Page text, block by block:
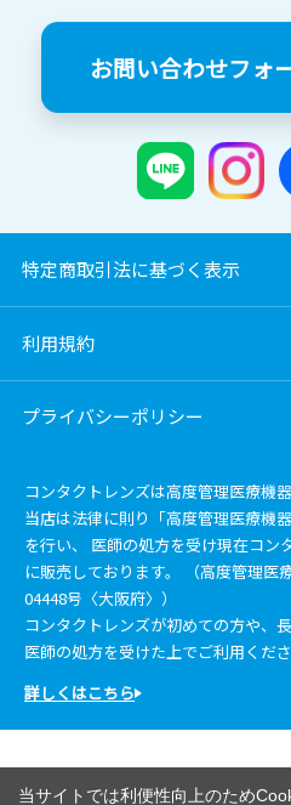
お問い合わせフォ
特定商取引法に基づく表示
利用規約
プライバシーポリシー
コンタクトレンズは高度管理医療機器
当店は法律に則り「高度管理医療機
を行い、 医師の処方を受け現在コン
に販売しております。 （高度管理医
04448号〈大阪府〉）
コンタクトレンズが初めての方や、
医師の処方を受けた上でご利用くださ
詳しくはこちら
当サイトでは利便性向上のため